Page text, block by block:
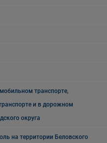
транспорте,
и в дорожном
округа
на территории Беловского